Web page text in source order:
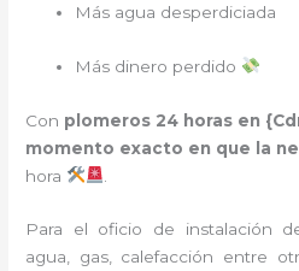
Más agua desperdiciada
Más dinero perdido
Con plomeros 24 horas en {
momento exacto en que la
hora
Para el oficio de instalación
agua, gas, calefacción entre